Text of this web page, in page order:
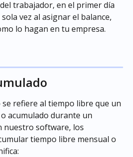
trabajador, en el primer día
vez al asignar el balance,
lo hagan en tu empresa.
se refiere al tiempo libre que un
acumulado durante un
nuestro software, los
tiempo libre mensual o